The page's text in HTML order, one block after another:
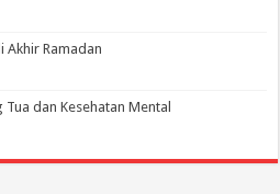
Akhir Ramadan
dan Kesehatan Mental